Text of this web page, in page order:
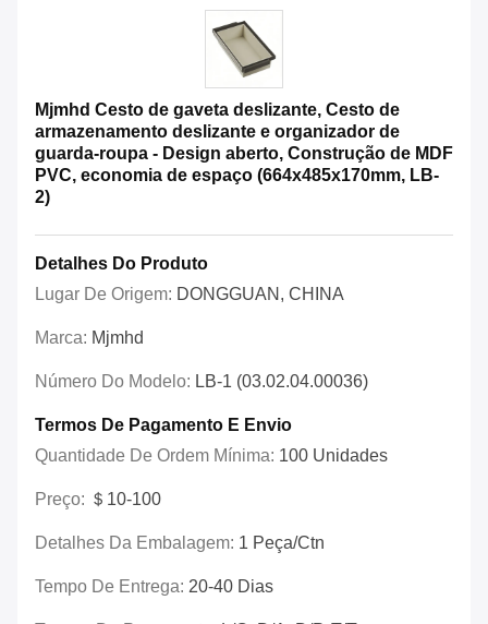
Mjmhd Cesto de gaveta deslizante, Cesto de
armazenamento deslizante e organizador de
guarda-roupa - Design aberto, Construção de MDF
PVC, economia de espaço (664x485x170mm, LB-
2)
Detalhes Do Produto
Lugar De Origem: DONGGUAN, CHINA
Marca: Mjmhd
Número Do Modelo: LB-1 (03.02.04.00036)
Termos De Pagamento E Envio
Quantidade De Ordem Mínima: 100 Unidades
Preço: ＄10-100
Detalhes Da Embalagem: 1 Peça/ctn
Tempo De Entrega: 20-40 Dias